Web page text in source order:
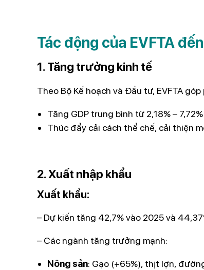
Tác động của EVFTA
1. Tăng trưởng kinh tế
Theo Bộ Kế hoạch và Đầu tư, EVFTA góp
Tăng GDP trung bình từ 2,18% –
Thúc đẩy cải cách thể chế, cải thiện
2. Xuất nhập khẩu
Xuất khẩu:
– Dự kiến tăng 42,7% vào 2025 và
– Các ngành tăng trưởng mạnh:
Nông sản: Gạo (+65%), thịt lợn,